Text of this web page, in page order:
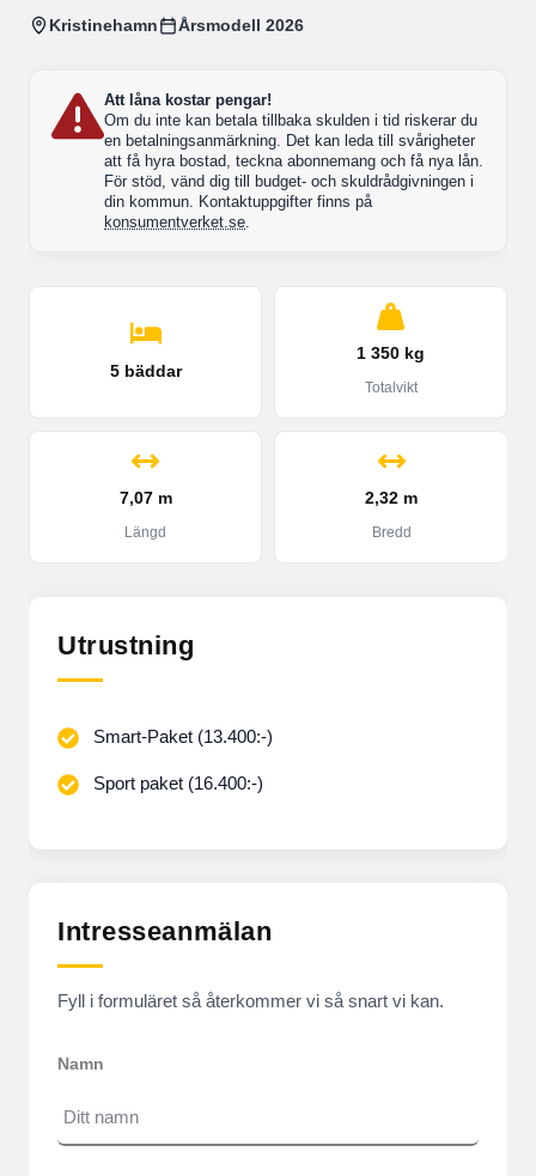
Kristinehamn Årsmodell 2026
Att låna kostar pengar!
Om du inte kan betala tillbaka skulden i tid riskerar du
en betalningsanmärkning. Det kan leda till svårigheter
att få hyra bostad, teckna abonnemang och få nya lån.
För stöd, vänd dig till budget- och skuldrådgivningen i
din kommun. Kontaktuppgifter finns på
konsumentverket.se.
5 bäddar
1 350 kg
Totalvikt
7,07 m
Längd
2,32 m
Bredd
Utrustning
Smart-Paket (13.400:-)
Sport paket (16.400:-)
Intresseanmälan
Fyll i formuläret så återkommer vi så snart vi kan.
Namn